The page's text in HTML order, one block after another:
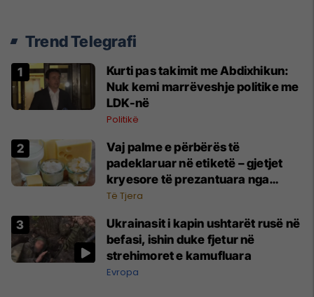
Trend Telegrafi
Kurti pas takimit me Abdixhikun:
Nuk kemi marrëveshje politike me
LDK-në
Politikë
Vaj palme e përbërës të
padeklaruar në etiketë – gjetjet
kryesore të prezantuara nga
AUV-i pas kontrollit në sektorin e
Të Tjera
Ukrainasit i kapin ushtarët rusë në
befasi, ishin duke fjetur në
strehimoret e kamufluara
Evropa